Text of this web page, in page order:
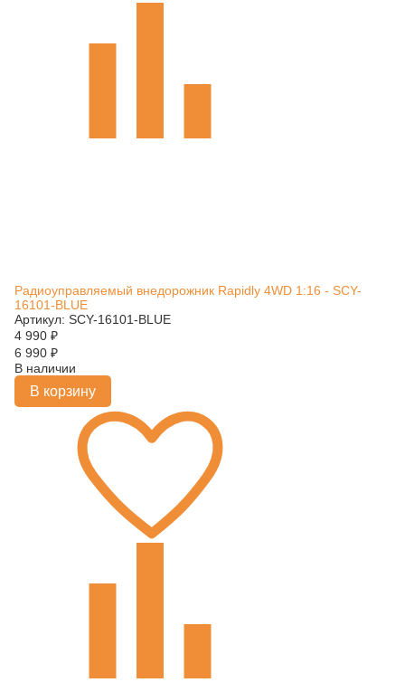
Радиоуправляемый внедорожник Rapidly 4WD 1:16 - SCY-
16101-BLUE
Артикул: SCY-16101-BLUE
4 990 ₽
6 990 ₽
В наличии
В корзину